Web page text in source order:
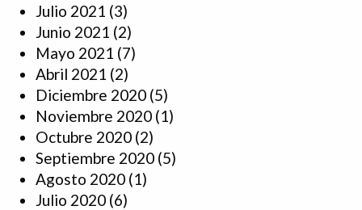
Julio 2021 (3)
Junio 2021 (2)
Mayo 2021 (7)
Abril 2021 (2)
Diciembre 2020 (5)
Noviembre 2020 (1)
Octubre 2020 (2)
Septiembre 2020 (5)
Agosto 2020 (1)
Julio 2020 (6)